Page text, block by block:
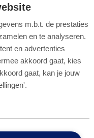
alleen instaat voor
bedanken voor
realiseren!
m.b.t. de prestaties
en te analyseren.
en advertenties
akkoord gaat, kies
gaat, kan je jouw